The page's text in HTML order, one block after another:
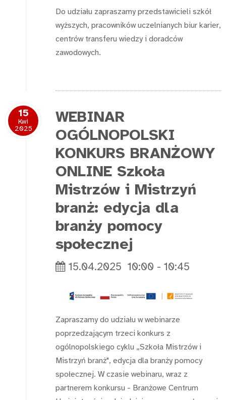
Do udziału zapraszamy przedstawicieli szkół
wyższych, pracowników uczelnianych biur karier,
centrów transferu wiedzy i doradców
zawodowych.
15
Kwi
2025
WEBINAR
OGÓLNOPOLSKI
KONKURS BRANŻOWY
ONLINE Szkoła
Mistrzów i Mistrzyń
branż: edycja dla
branży pomocy
społecznej
15.04.2025 10:00 - 10:45
Zapraszamy do udziału w webinarze
poprzedzającym trzeci konkurs z
ogólnopolskiego cyklu „Szkoła Mistrzów i
Mistrzyń branż", edycja dla branży pomocy
społecznej. W czasie webinaru, wraz z
partnerem konkursu - Branżowe Centrum